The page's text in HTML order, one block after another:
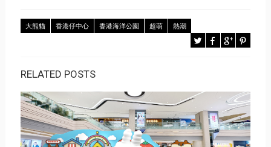
大熊貓 香港仔中心 香港海洋公園 超萌 熱潮
RELATED POSTS